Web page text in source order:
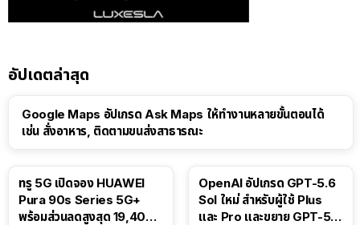
อัปเดตล่าสุด
Google Maps อัปเกรด Ask Maps ให้ทำงานหลายขั้นตอนได้
เช่น สั่งอาหาร, ติดตามขนส่งสาธารณะ
ทรู 5G เปิดจอง HUAWEI
Pura 90s Series 5G+
พร้อมส่วนลดสูงสุด 19,400
OpenAI อัปเกรด GPT-5.6
Sol ใหม่ สำหรับผู้ใช้ Plus
และ Pro และขยาย GPT-5.6